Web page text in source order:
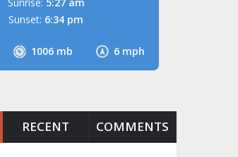
1006 mb 6 mph
Sunset: 6:34 pm
RECENT COMMENTS